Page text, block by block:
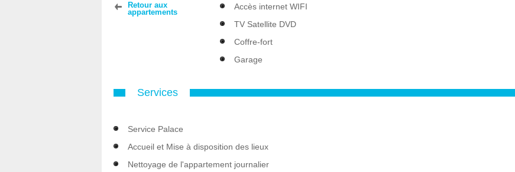
Retour aux
appartements
Accès internet WIFI
TV Satellite DVD
Coffre-fort
Garage
Services
Service Palace
Accueil et Mise à disposition des lieux
Nettoyage de l'appartement journalier